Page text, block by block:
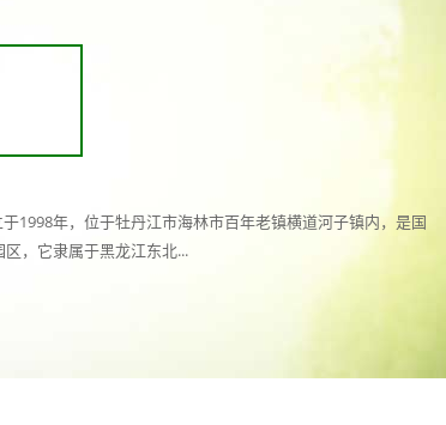
年，位于牡丹江市海林市百年老镇横道河子镇内，是国
，它隶属于黑龙江东北...